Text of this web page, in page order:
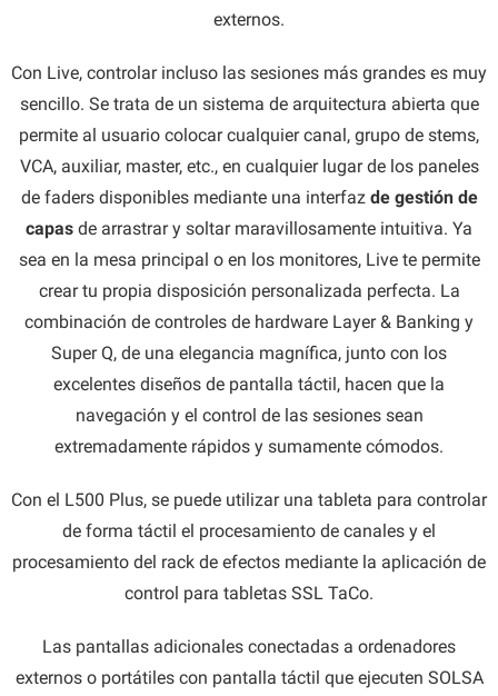
externos.
Con Live, controlar incluso las sesiones más grandes es muy
sencillo. Se trata de un sistema de arquitectura abierta que
permite al usuario colocar cualquier canal, grupo de stems,
VCA, auxiliar, master, etc., en cualquier lugar de los paneles
de faders disponibles mediante una interfaz de gestión de
capas de arrastrar y soltar maravillosamente intuitiva. Ya
sea en la mesa principal o en los monitores, Live te permite
crear tu propia disposición personalizada perfecta. La
combinación de controles de hardware Layer & Banking y
Super Q, de una elegancia magnífica, junto con los
excelentes diseños de pantalla táctil, hacen que la
navegación y el control de las sesiones sean
extremadamente rápidos y sumamente cómodos.
Con el L500 Plus, se puede utilizar una tableta para controlar
de forma táctil el procesamiento de canales y el
procesamiento del rack de efectos mediante la aplicación de
control para tabletas SSL TaCo.
Las pantallas adicionales conectadas a ordenadores
externos o portátiles con pantalla táctil que ejecuten SOLSA